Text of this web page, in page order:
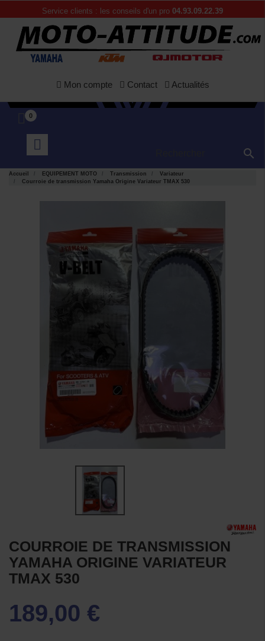
Service clients : les conseils d'un pro 04.93.09.22.39
Mon compte Contact Actualités
0

Accueil EQUIPEMENT MOTO Transmission
Variateur
Courroie de transmission Yamaha Origine Variateur TMAX 530
COURROIE DE TRANSMISSION
YAMAHA ORIGINE VARIATEUR
TMAX 530
189,00 €